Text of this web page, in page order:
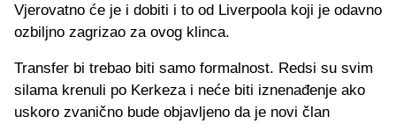
Vjerovatno će je i dobiti i to od Liverpoola koji je odavno
ozbiljno zagrizao za ovog klinca.
Transfer bi trebao biti samo formalnost. Redsi su svim
silama krenuli po Kerkeza i neće biti iznenađenje ako
uskoro zvanično bude objavljeno da je novi član